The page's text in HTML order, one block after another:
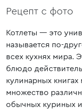
Рецепт с фото
Котлеты — это
называется по-
всех кухнях мира.
блюдо
кулинарных
множество
обычных куриных и